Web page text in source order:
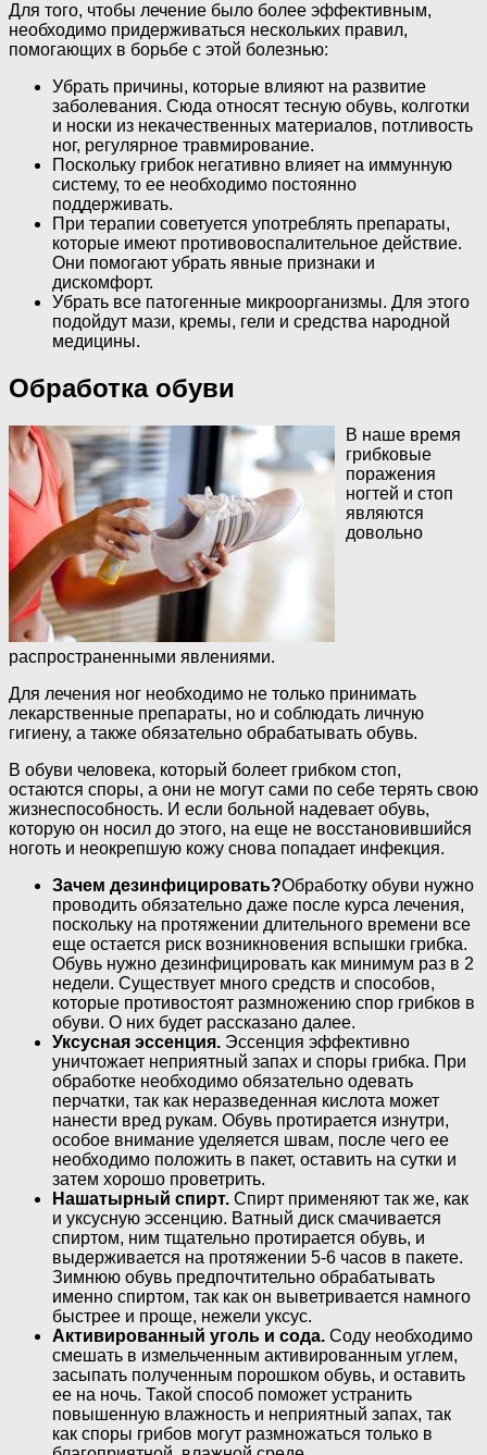
Для того, чтобы лечение было более эффективным,
необходимо придерживаться нескольких правил,
помогающих в борьбе с этой болезнью:
Убрать причины, которые влияют на развитие
заболевания. Сюда относят тесную обувь, колготки
и носки из некачественных материалов, потливость
ног, регулярное травмирование.
Поскольку грибок негативно влияет на иммунную
систему, то ее необходимо постоянно
поддерживать.
При терапии советуется употреблять препараты,
которые имеют противовоспалительное действие.
Они помогают убрать явные признаки и
дискомфорт.
Убрать все патогенные микроорганизмы. Для этого
подойдут мази, кремы, гели и средства народной
медицины.
Обработка обуви
В наше время
грибковые
поражения
ногтей и стоп
являются
довольно
распространенными явлениями.
Для лечения ног необходимо не только принимать
лекарственные препараты, но и соблюдать личную
гигиену, а также обязательно обрабатывать обувь.
В обуви человека, который болеет грибком стоп,
остаются споры, а они не могут сами по себе терять свою
жизнеспособность. И если больной надевает обувь,
которую он носил до этого, на еще не восстановившийся
ноготь и неокрепшую кожу снова попадает инфекция.
Зачем дезинфицировать?Обработку обуви нужно
проводить обязательно даже после курса лечения,
поскольку на протяжении длительного времени все
еще остается риск возникновения вспышки грибка.
Обувь нужно дезинфицировать как минимум раз в 2
недели. Существует много средств и способов,
которые противостоят размножению спор грибков в
обуви. О них будет рассказано далее.
Уксусная эссенция. Эссенция эффективно
уничтожает неприятный запах и споры грибка. При
обработке необходимо обязательно одевать
перчатки, так как неразведенная кислота может
нанести вред рукам. Обувь протирается изнутри,
особое внимание уделяется швам, после чего ее
необходимо положить в пакет, оставить на сутки и
затем хорошо проветрить.
Нашатырный спирт. Спирт применяют так же, как
и уксусную эссенцию. Ватный диск смачивается
спиртом, ним тщательно протирается обувь, и
выдерживается на протяжении 5-6 часов в пакете.
Зимнюю обувь предпочтительно обрабатывать
именно спиртом, так как он выветривается намного
быстрее и проще, нежели уксус.
Активированный уголь и сода. Соду необходимо
смешать в измельченным активированным углем,
засыпать полученным порошком обувь, и оставить
ее на ночь. Такой способ поможет устранить
повышенную влажность и неприятный запах, так
как споры грибов могут размножаться только в